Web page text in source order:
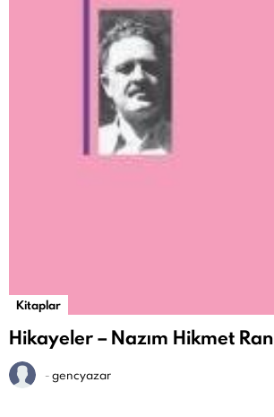
Kitaplar
Hikayeler – Nazım Hikmet Ran
-gencyazar